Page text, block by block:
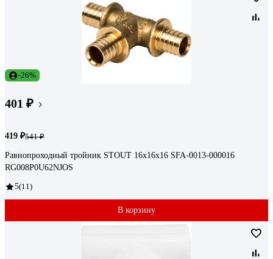
-26%
401 ₽
419 ₽541 ₽
Равнопроходный тройник STOUT 16x16x16 SFA-0013-000016
RG008P0U62NJOS
5(11)
В корзину